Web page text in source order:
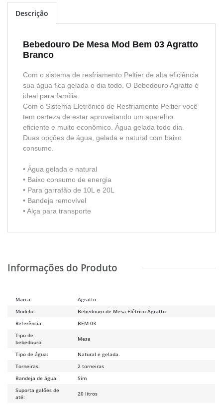
Descrição
Bebedouro De Mesa Mod Bem 03 Agratto
Branco
Com o sistema de resfriamento Peltier de alta eficiência
sua água fica gelada o dia todo. O Bebedouro Agratto é
ideal para família.
Com o Sistema Eletrônico de Resfriamento Peltier você
tem certeza de estar aproveitando um aparelho
eficiente e muito econômico. Água gelada todo dia.
Duas opções de água, gelada e natural com baixo
consumo.
• Água gelada e natural
• Baixo consumo de energia
• Para garrafão de 10L e 20L
• Bandeja removível
• Alça para transporte
Marca:
Agratto
Modelo:
Bebedouro de Mesa Elétrico Agratto
Referência:
BEM-03
Tipo de
bebedouro:
Mesa
Tipo de água:
Natural e gelada.
Torneiras:
2 torneiras
Bandeja de água:
Sim
Suporta galões de
até:
20 litros